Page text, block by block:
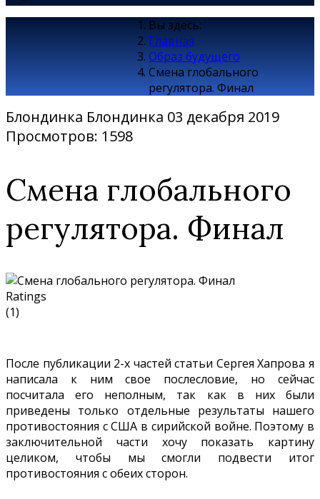
Вы здесь:
Главная
Образ будущего
Смена глобального
регулятора. Финал
Блондинка Блондинка 03 декабря 2019
Просмотров: 1598
Смена глобального
регулятора. Финал
Ratings
(1)
После публикации 2-х частей статьи Сергея Хапрова я
написала к ним свое послесловие, но сейчас
посчитала его неполным, так как в них были
приведены только отдельные результаты нашего
противостояния с США в сирийской войне. Поэтому в
заключительной части хочу показать картину
целиком, чтобы мы смогли подвести итог
противостояния с обеих сторон.